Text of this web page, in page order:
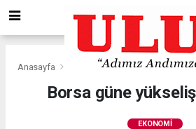
Anasayfa Ekonomi
Borsa güne
EKONOMI